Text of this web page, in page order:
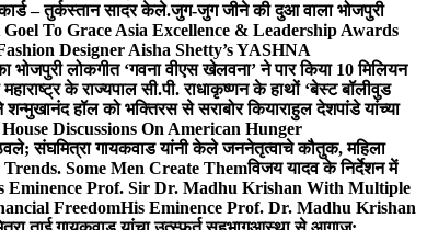
– तुर्कस्तान सादर केले.जुग-जुग जीने की दुआ वाला भोजपुरी
To Grace Asia Excellence & Leadership Awards
Designer Aisha Shetty’s YASHNA
भोजपुरी लोकगीत ‘गवना वीएस खेलवना’ ने पार किया 10 मिलियन
के राज्यपाल सी.पी. राधाकृष्णन के हाथों ‘बेस्ट बॉलीवुड
शन्मुखानंद हॉल को भक्तिरस से सराबोर कियाराहुल देशपांडे यांच्या
Discussions On American Hunger
संघमित्रा गायकवाड यांनी केले जननेतृत्वाचे कौतुक, महिला
Some Men Create Themविजय यादव के निर्देशन में
Eminence Prof. Sir Dr. Madhu Krishan With Multiple
FreedomHis Eminence Prof. Dr. Madhu Krishan